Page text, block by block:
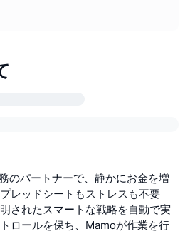
のパートナーで、静かにお金を増
レッドシートもストレスも不要
されたスマートな戦略を自動で実
ロールを保ち、Mamoが作業を行